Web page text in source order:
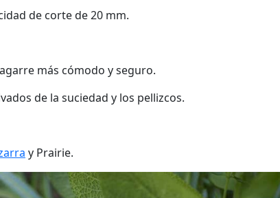
de corte de 20 mm.
más cómodo y seguro.
de la suciedad y los pellizcos.
y Prairie.